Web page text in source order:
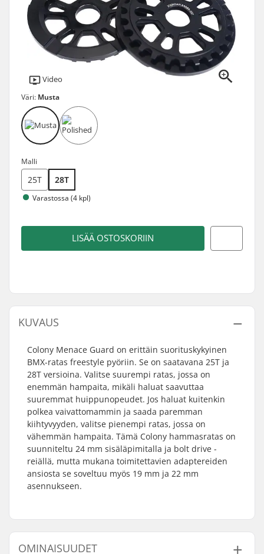
Video
Väri: Musta
Malli
25T 28T
Varastossa (4 kpl)
LISÄÄ OSTOSKORIIN
KUVAUS
Colony Menace Guard on erittäin suorituskykyinen
BMX-ratas freestyle pyöriin. Se on saatavana 25T ja
28T versioina. Valitse suurempi ratas, jossa on
enemmän hampaita, mikäli haluat saavuttaa
suuremmat huippunopeudet. Jos haluat kuitenkin
polkea vaivattomammin ja saada paremman
kiihtyvyyden, valitse pienempi ratas, jossa on
vähemmän hampaita. Tämä Colony hammasratas on
suunniteltu 24 mm sisäläpimitalla ja bolt drive -
reiällä, mutta mukana toimitettavien adaptereiden
ansiosta se soveltuu myös 19 mm ja 22 mm
asennukseen.
OMINAISUUDET